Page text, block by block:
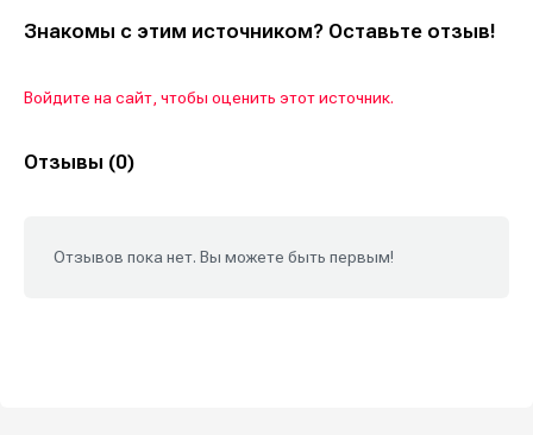
Знакомы с этим источником? Оставьте отзыв!
Войдите на сайт, чтобы оценить этот источник.
Отзывы (0)
Отзывов пока нет. Вы можете быть первым!